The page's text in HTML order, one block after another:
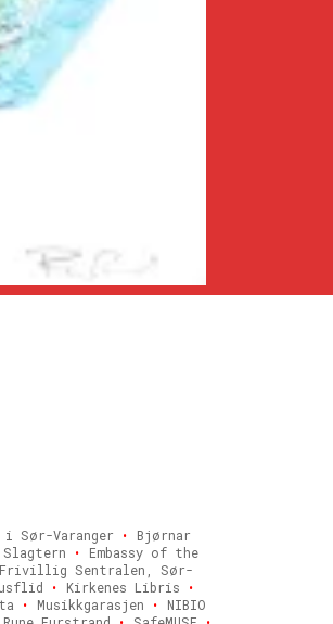
i Sør-Varanger •
Bjørnar
• Embassy of the
Frivillig Sentralen, Sør-
• Kirkenes Libris
•
• Musikkgarasjen • NIBIO